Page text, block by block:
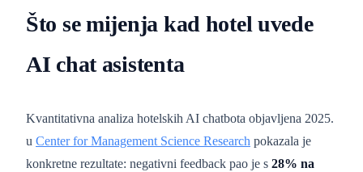
Što se mijenja kad hotel uvede
AI chat asistenta
Kvantitativna analiza hotelskih AI chatbota objavljena 2025.
u Center for Management Science Research pokazala je
konkretne rezultate: negativni feedback pao je s 28% na